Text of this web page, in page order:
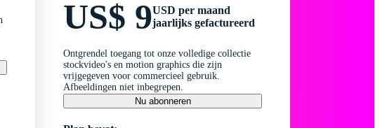
US$ 9USD per maand
jaarlijks gefactureerd
Ontgrendel toegang tot onze volledige collectie
stockvideo's en motion graphics die zijn
vrijgegeven voor commercieel gebruik.
Afbeeldingen niet inbegrepen.
Nu abonneren